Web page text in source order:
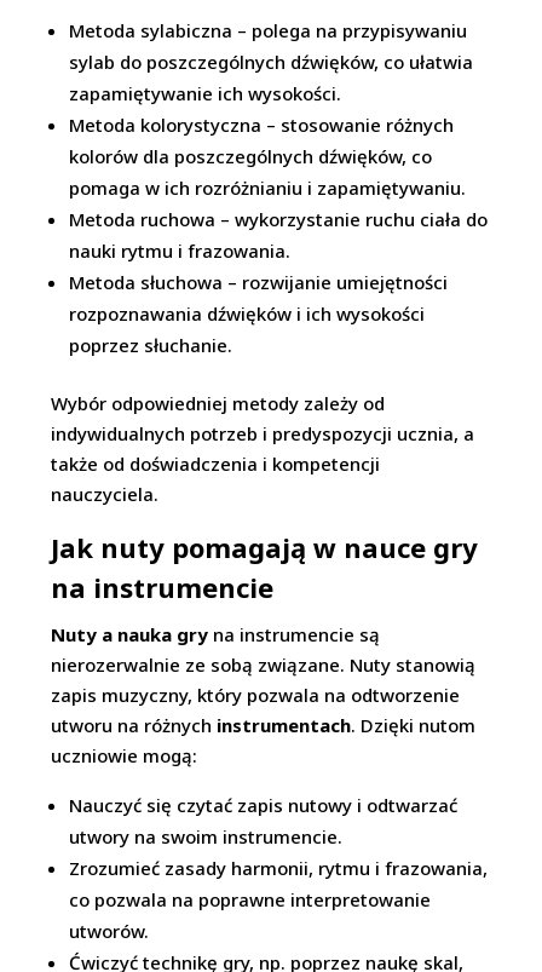
Metoda sylabiczna – polega na przypisywaniu
sylab do poszczególnych dźwięków, co ułatwia
zapamiętywanie ich wysokości.
Metoda kolorystyczna – stosowanie różnych
kolorów dla poszczególnych dźwięków, co
pomaga w ich rozróżnianiu i zapamiętywaniu.
Metoda ruchowa – wykorzystanie ruchu ciała do
nauki rytmu i frazowania.
Metoda słuchowa – rozwijanie umiejętności
rozpoznawania dźwięków i ich wysokości
poprzez słuchanie.
Wybór odpowiedniej metody zależy od
indywidualnych potrzeb i predyspozycji ucznia, a
także od doświadczenia i kompetencji
nauczyciela.
Jak nuty pomagają w nauce gry
na instrumencie
Nuty a nauka gry na instrumencie są
nierozerwalnie ze sobą związane. Nuty stanowią
zapis muzyczny, który pozwala na odtworzenie
utworu na różnych instrumentach. Dzięki nutom
uczniowie mogą:
Nauczyć się czytać zapis nutowy i odtwarzać
utwory na swoim instrumencie.
Zrozumieć zasady harmonii, rytmu i frazowania,
co pozwala na poprawne interpretowanie
utworów.
Ćwiczyć technikę gry, np. poprzez naukę skal,